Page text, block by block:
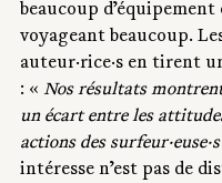
beaucoup d’équipement
voyageant beaucoup.
auteur·rice·s en tirent
: « Nos résultats
un écart entre les
actions des surfeur·euse·s
intéresse n’est pas de